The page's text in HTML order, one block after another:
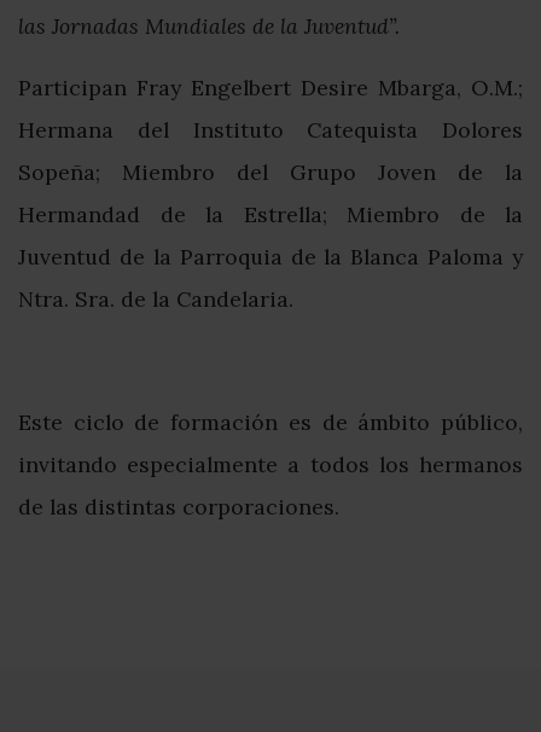
las Jornadas Mundiales de la Juventud”.
Participan Fray Engelbert Desire Mbarga, O.M.;
Hermana del Instituto Catequista Dolores
Sopeña; Miembro del Grupo Joven de la
Hermandad de la Estrella; Miembro de la
Juventud de la Parroquia de la Blanca Paloma y
Ntra. Sra. de la Candelaria.
Este ciclo de formación es de ámbito público,
invitando especialmente a todos los hermanos
de las distintas corporaciones.